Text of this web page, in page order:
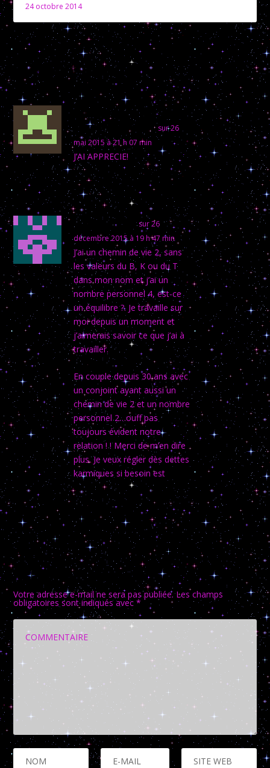
24 octobre 2014
2 COMMENTAIRES
mbingagbiani-te-
bedambi peguy sur 26
mai 2015 à 21 h 07 min
J’AI APPRECIE!
RÉPONSE
Linda Alarie sur 26
décembre 2015 à 19 h 47 min
J’ai un chemin de vie 2, sans
les valeurs du B, K ou du T
dans mon nom et j’ai un
nombre personnel 4, est-ce
un équilibre ?. Je travaille sur
moi depuis un moment et
j’aimerais savoir ce que j’ai à
travailler.
En couple depuis 30 ans avec
un conjoint ayant aussi un
chemin de vie 2 et un nombre
personnel 2…ouff pas
toujours évident notre
relation ! ! Merci de m’en dire
plus. Je veux régler dès dettes
karmiques si besoin est
RÉPONSE
LAISSER UNE RÉPONSE
Votre adresse e-mail ne sera pas publiée. Les champs
obligatoires sont indiqués avec*